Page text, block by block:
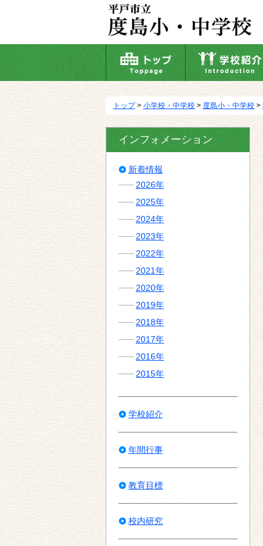
動
トップ> 小学校・中学校 > 度島小・中学校 >
インフォメーション
新着情報
2026年
2025年
2024年
2023年
2022年
2021年
2020年
2019年
2018年
2017年
2016年
2015年
学校紹介
年間行事
教育目標
校内研究